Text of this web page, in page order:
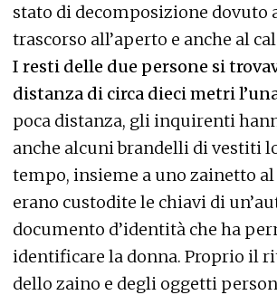
stato di decomposizione dovuto
trascorso all’aperto e anche al
I resti delle due persone si
distanza di circa dieci metri
poca distanza, gli inquirenti
anche alcuni brandelli di vestiti
tempo, insieme a uno zainetto
erano custodite le chiavi di
documento d’identità che ha
identificare la donna. Proprio il
dello zaino e degli oggetti